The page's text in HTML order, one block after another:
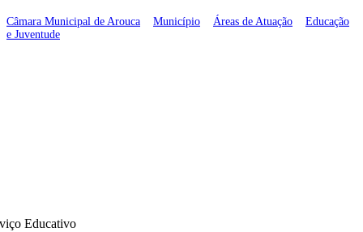
Câmara Municipal de Arouca Município Áreas de Atuação
Educação
e Juventude
Educativo